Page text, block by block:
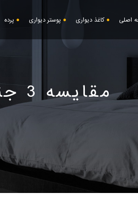
اصلی کاغذ دیواری پوستر دیواری پرده
مقایسه 3 جنس پارچه های پرده دی کی